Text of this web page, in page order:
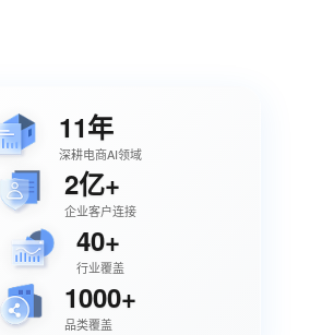
11年
深耕电商AI领域
2亿+
企业客户连接
40+
行业覆盖
1000+
品类覆盖